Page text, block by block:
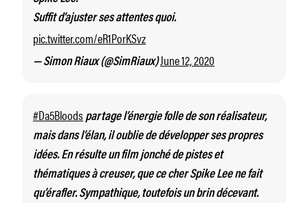
Suffit d’ajuster ses attentes quoi.
pic.twitter.com/eR1PorKSvz
— Simon Riaux (@SimRiaux)June 12, 2020
#Da5Bloodspartage l’énergie folle de son réalisateur,
mais dans l’élan, il oublie de développer ses propres
idées. En résulte un film jonché de pistes et
thématiques à creuser, que ce cher Spike Lee ne fait
qu’érafler. Sympathique, toutefois un brin décevant.